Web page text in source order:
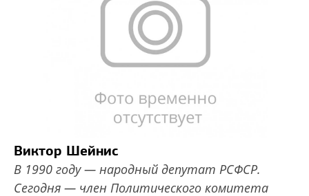
Виктор Шейнис
В 1990 году — народный депутат РСФСР.
Сегодня — член Политического комитета